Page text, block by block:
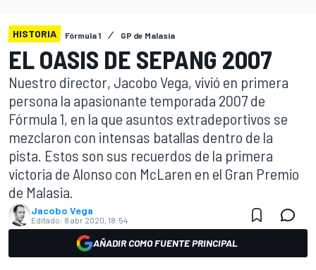
HISTORIA Fórmula 1 GP de Malasia
EL OASIS DE SEPANG 2007
Nuestro director, Jacobo Vega, vivió en primera
persona la apasionante temporada 2007 de
Fórmula 1, en la que asuntos extradeportivos se
mezclaron con intensas batallas dentro de la
pista. Estos son sus recuerdos de la primera
victoria de Alonso con McLaren en el Gran Premio
de Malasia.
Jacobo Vega
Editado: 8 abr 2020, 18:54
AÑADIR COMO FUENTE PRINCIPAL